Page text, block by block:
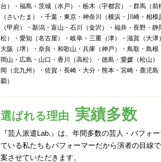
台）・福島・茨城（水戸）・栃木（宇都宮）・群馬（前
（さいたま）・千葉・東京・神奈川（横浜・川崎・相模
（甲府）・新潟・富山・石川（金沢）・福井・長野・静
松）・愛知（名古屋）・岐阜・三重（津）・滋賀（大津
大阪（堺）・奈良・和歌山・兵庫（神戸）・鳥取・島根
岡山・広島・山口・香川（高松）・徳島・愛媛（松山）
岡（北九州）・佐賀・長崎・大分・熊本・宮崎・鹿児島
覇）
選ばれる理由 実績多数
『芸人派遣Lab.』は、年間多数の芸人・パフォ
ている私たちもパフォーマーだから演者の目線
案させていただきます。